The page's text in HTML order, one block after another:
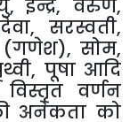
,इन्द्र,वरुण,
,सरस्वती,
(गणेश),सोम,
, पूषा आदि
विस्तृत वर्णन
अनेकता को